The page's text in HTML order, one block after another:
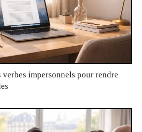
impersonnels pour rendre